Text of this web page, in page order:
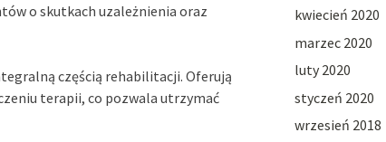
o skutkach uzależnienia oraz
częścią rehabilitacji. Oferują
terapii, co pozwala utrzymać
kwiecień 2020
marzec 2020
luty 2020
styczeń 2020
wrzesień 2018